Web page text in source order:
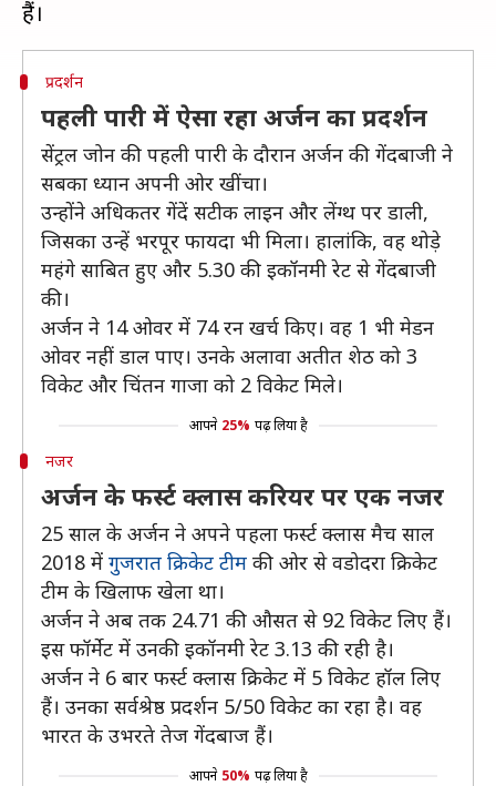
प्रदर्शन
पहली पारी में ऐसा रहा अर्जन का प्रदर्शन
सेंट्रल जोन की पहली पारी के दौरान अर्जन की गेंदबाजी ने
सबका ध्यान अपनी ओर खींचा।
उन्होंने अधिकतर गेंदें सटीक लाइन और लेंग्थ पर डाली,
जिसका उन्हें भरपूर फायदा भी मिला। हालांकि, वह थोड़े
महंगे साबित हुए और 5.30 की इकॉनमी रेट से गेंदबाजी
की।
अर्जन ने 14 ओवर में 74 रन खर्च किए। वह 1 भी मेडन
ओवर नहीं डाल पाए। उनके अलावा अतीत शेठ को 3
विकेट और चिंतन गाजा को 2 विकेट मिले।
आपने 25% पढ़ लिया है
नजर
अर्जन के फर्स्ट क्लास करियर पर एक नजर
25 साल के अर्जन ने अपने पहला फर्स्ट क्लास मैच साल
2018 में गुजरात क्रिकेट टीम की ओर से वडोदरा क्रिकेट
टीम के खिलाफ खेला था।
अर्जन ने अब तक 24.71 की औसत से 92 विकेट लिए हैं।
इस फॉर्मेट में उनकी इकॉनमी रेट 3.13 की रही है।
अर्जन ने 6 बार फर्स्ट क्लास क्रिकेट में 5 विकेट हॉल लिए
हैं। उनका सर्वश्रेष्ठ प्रदर्शन 5/50 विकेट का रहा है। वह
भारत के उभरते तेज गेंदबाज हैं।
आपने 50% पढ़ लिया है